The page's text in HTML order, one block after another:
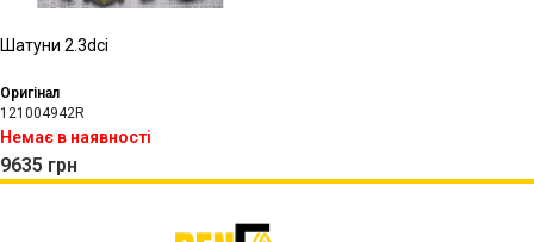
Шатуни 2.3dci
Оригінал
121004942R
Немає в наявності
9635 грн